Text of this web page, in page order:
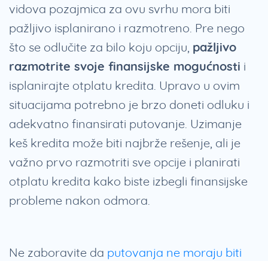
vidova pozajmica za ovu svrhu mora biti
pažljivo isplanirano i razmotreno. Pre nego
što se odlučite za bilo koju opciju, pažljivo
razmotrite svoje finansijske mogućnosti i
isplanirajte otplatu kredita. Upravo u ovim
situacijama potrebno je brzo doneti odluku i
adekvatno finansirati putovanje. Uzimanje
keš kredita može biti najbrže rešenje, ali je
važno prvo razmotriti sve opcije i planirati
otplatu kredita kako biste izbegli finansijske
probleme nakon odmora.
Ne zaboravite da putovanja ne moraju biti